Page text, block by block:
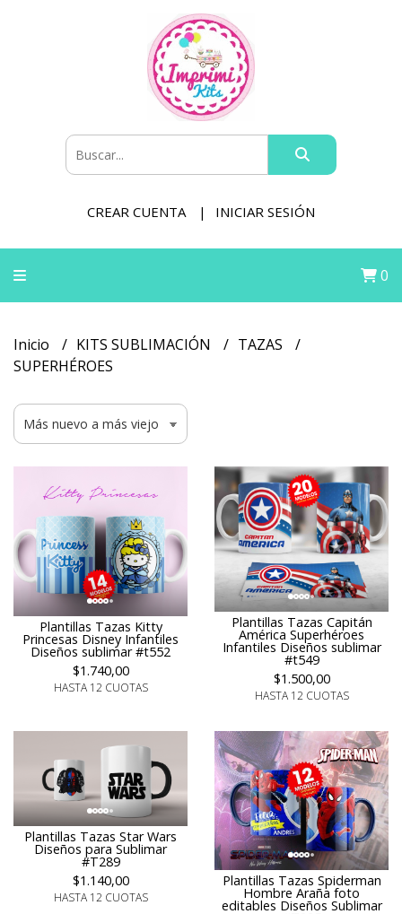
CREAR CUENTA INICIAR SESIÓN
0
Inicio KITS SUBLIMACIÓN
TAZAS
SUPERHÉROES
Plantillas Tazas Kitty
Princesas Disney Infantiles
Diseños sublimar #t552
$1.740,00
HASTA 12 CUOTAS
Plantillas Tazas Capitán
América Superhéroes
Infantiles Diseños sublimar
#t549
$1.500,00
HASTA 12 CUOTAS
Plantillas Tazas Star Wars
Diseños para Sublimar
#T289
$1.140,00
HASTA 12 CUOTAS
Plantillas Tazas Spiderman
Hombre Araña foto
editables Diseños Sublimar